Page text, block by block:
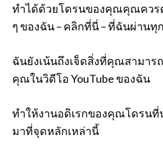
ทำได้ด้วยโดรนของคุณคุณควร
ๆ ของฉัน – คลิกที่นี่ – ที่ฉันผ่านทุ
ฉันยังเน้นถึงเจ็ดสิ่งที่คุณสามาร
คุณในวิดีโอ YouTube ของฉัน
ทำให้งานอดิเรกของคุณโดรนที่
มาที่จุดหลักเหล่านี้